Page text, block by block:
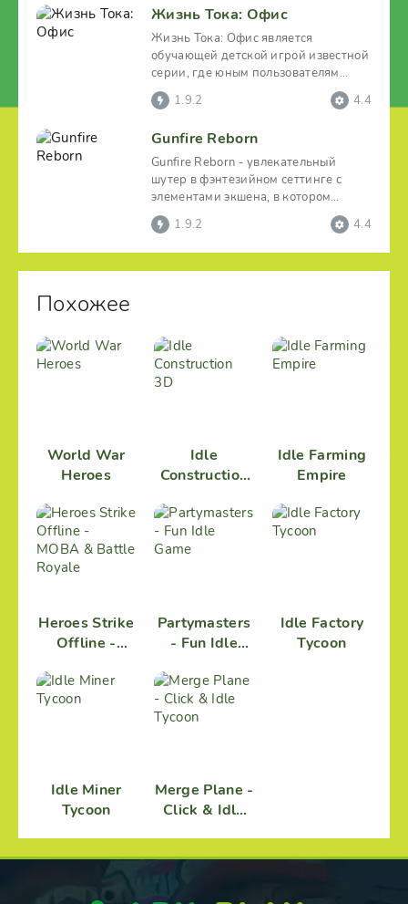
Жизнь Тока: Офис
Жизнь Тока: Офис является
обучающей детской игрой известной
серии, где юным пользователям
дается возможность примерить
1.9.2 4.4
Gunfire Reborn
Gunfire Reborn - увлекательный
шутер в фэнтезийном сеттинге с
элементами экшена, в котором
пользователю придется немало
1.9.2 4.4
Похожее
World War
Heroes
Idle
Construction
Idle Farming
Empire
Heroes Strike
Offline -
Battle Royale
Partymasters
- Fun Idle
Idle Factory
Tycoon
Idle Miner
Tycoon
Merge Plane -
Click & Idle